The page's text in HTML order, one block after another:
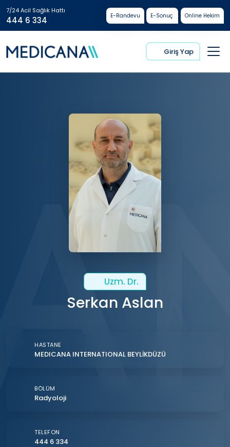
7/24 Acil Sağlık Hattı
444 6 334 E-Randevu E-Sonuç Online Hekim
Giriş Yap
Uzm. Dr.
Serkan Aslan
HASTANE
MEDICANA INTERNATIONAL BEYLİKDÜZÜ
BÖLÜM
Radyoloji
TELEFON
444 6 334